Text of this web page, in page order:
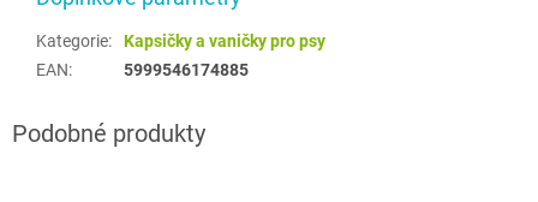
Kategorie:
Kapsičky a vaničky pro psy
EAN: 5999546174885